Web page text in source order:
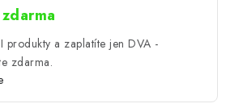
produkty a zaplatíte jen DVA -
zdarma.